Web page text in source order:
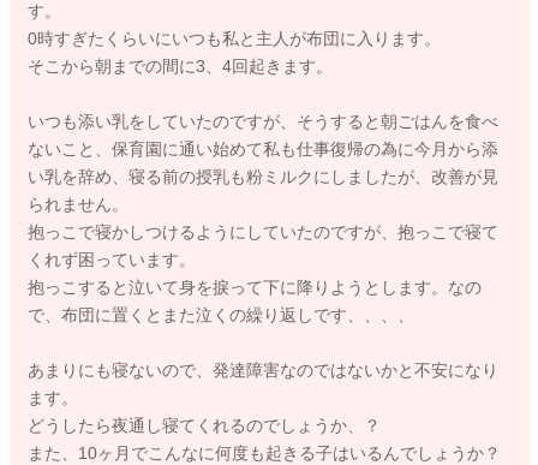
す。
0時すぎたくらいにいつも私と主人が布団に入ります。
そこから朝までの間に3、4回起きます。
いつも添い乳をしていたのですが、そうすると朝ごはんを食べ
ないこと、保育園に通い始めて私も仕事復帰の為に今月から添
い乳を辞め、寝る前の授乳も粉ミルクにしましたが、改善が見
られません。
抱っこで寝かしつけるようにしていたのですが、抱っこで寝て
くれず困っています。
抱っこすると泣いて身を捩って下に降りようとします。なの
で、布団に置くとまた泣くの繰り返しです、、、、
あまりにも寝ないので、発達障害なのではないかと不安になり
ます。
どうしたら夜通し寝てくれるのでしょうか、？
また、10ヶ月でこんなに何度も起きる子はいるんでしょうか？